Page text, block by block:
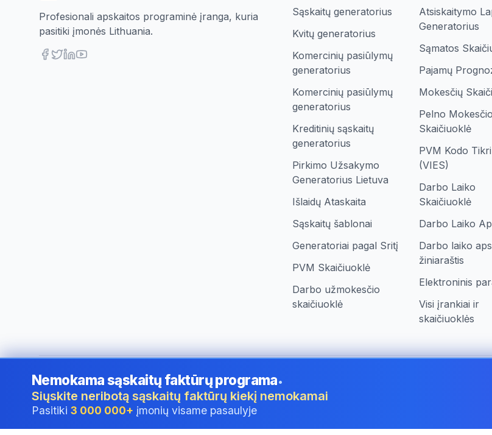
Profesionali apskaitos programinė įranga, kuria
pasitiki įmonės Lithuania.
Sąskaitų generatorius
Kvitų generatorius
Komercinių pasiūlymų
generatorius
Komercinių pasiūlymų
generatorius
Kreditinių sąskaitų
generatorius
Pirkimo Užsakymo
Generatorius Lietuva
Išlaidų Ataskaita
Sąskaitų šablonai
Generatoriai pagal Sritį
PVM Skaičiuoklė
Darbo užmokesčio
skaičiuoklė
Atsiskaitymo
Generatorius
Sąmatos
Pajamų
Mokesčių
Pelno Mokesčio
Skaičiuoklė
PVM Kodo
(VIES)
Darbo Laiko
Skaičiuoklė
Darbo Laiko
Darbo laiko
žiniaraštis
Elektroninis
Visi įrankiai ir
skaičiuoklės
©2026i24 Limited. All rights reserved.•Įmonėms Lithuania
Nemokama sąskaitų faktūrų programa•
Siųskite neribotą sąskaitų faktūrų kiekį nemokamai
Pasitiki 3 000 000+ įmonių visame pasaulyje